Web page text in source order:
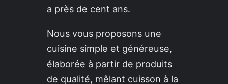
a près de cent ans.
Nous vous proposons une
cuisine simple et généreuse,
élaborée à partir de produits
de qualité, mêlant cuisson à la